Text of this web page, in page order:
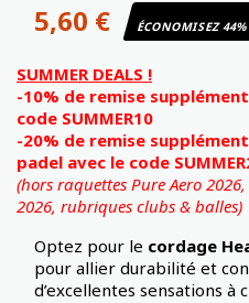
5,60 € ÉCONOMISEZ 44%
SUMMER DEALS !
-10% de remise
code SUMMER10
-20% de remise
padel avec le code
(hors raquettes Pure Aero
2026, rubriques clubs & balles)
Optez pour le cordage
pour allier durabilité et
d’excellentes sensations à